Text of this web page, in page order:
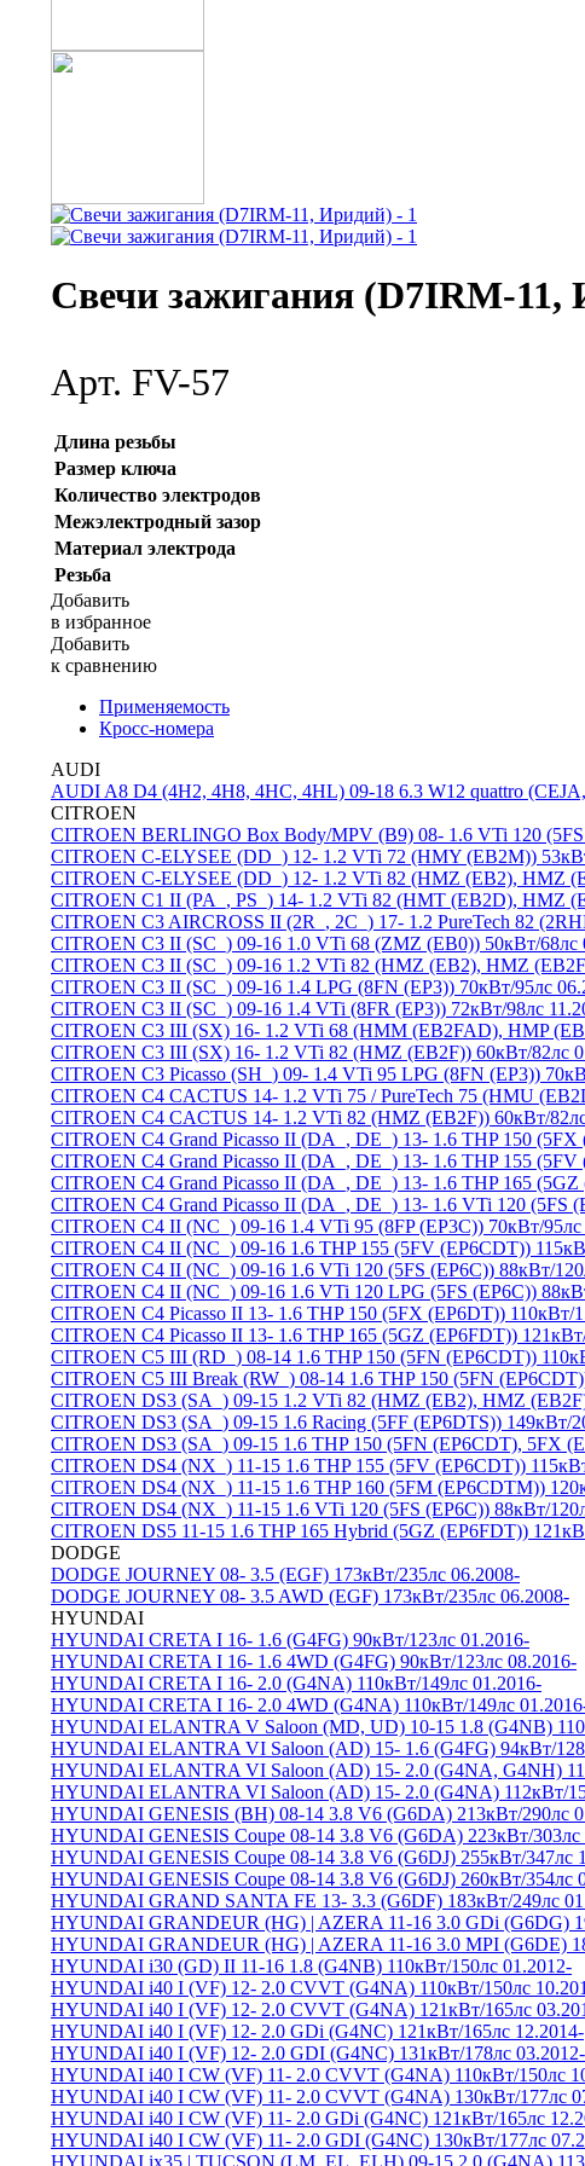
Свечи зажигания (D7IRM-11,
Арт. FV-57
Длина резьбы
Размер ключа
Количество электродов
Межэлектродный зазор
Материал электрода
Резьба
Добавить
в избранное
Добавить
к сравнению
Применяемость
Кросс-номера
AUDI
AUDI A8 D4 (4H2, 4H8, 4HC, 4HL) 09-18 6.3 W12 quattro
CITROEN
CITROEN BERLINGO Box Body/MPV (B9) 08- 1.6 VTi 120
CITROEN C-ELYSEE (DD_) 12- 1.2 VTi 72 (HMY (EB2M))
CITROEN C-ELYSEE (DD_) 12- 1.2 VTi 82 (HMZ (EB2), HMZ
CITROEN C1 II (PA_, PS_) 14- 1.2 VTi 82 (HMT (EB2D), HMZ
CITROEN C3 AIRCROSS II (2R_, 2C_) 17- 1.2 PureTech 82
CITROEN C3 II (SC_) 09-16 1.0 VTi 68 (ZMZ (EB0)) 50кВт/68лс
CITROEN C3 II (SC_) 09-16 1.2 VTi 82 (HMZ (EB2), HMZ
CITROEN C3 II (SC_) 09-16 1.4 LPG (8FN (EP3)) 70кВт/95лс
CITROEN C3 II (SC_) 09-16 1.4 VTi (8FR (EP3)) 72кВт/98лс
CITROEN C3 III (SX) 16- 1.2 VTi 68 (HMM (EB2FAD), HMP
CITROEN C3 III (SX) 16- 1.2 VTi 82 (HMZ (EB2F)) 60кВт/82лс
CITROEN C3 Picasso (SH_) 09- 1.4 VTi 95 LPG (8FN (EP3))
CITROEN C4 CACTUS 14- 1.2 VTi 75 / PureTech 75 (HMU
CITROEN C4 CACTUS 14- 1.2 VTi 82 (HMZ (EB2F)) 60кВт/
CITROEN C4 Grand Picasso II (DA_, DE_) 13- 1.6 THP 150 (5FX
CITROEN C4 Grand Picasso II (DA_, DE_) 13- 1.6 THP 155 (5FV
CITROEN C4 Grand Picasso II (DA_, DE_) 13- 1.6 THP 165
CITROEN C4 Grand Picasso II (DA_, DE_) 13- 1.6 VTi 120 (5FS
CITROEN C4 II (NC_) 09-16 1.4 VTi 95 (8FP (EP3C)) 70кВт/95лс
CITROEN C4 II (NC_) 09-16 1.6 THP 155 (5FV (EP6CDT))
CITROEN C4 II (NC_) 09-16 1.6 VTi 120 (5FS (EP6C)) 88кВт/
CITROEN C4 II (NC_) 09-16 1.6 VTi 120 LPG (5FS (EP6C))
CITROEN C4 Picasso II 13- 1.6 THP 150 (5FX (EP6DT)) 110кВт/
CITROEN C4 Picasso II 13- 1.6 THP 165 (5GZ (EP6FDT))
CITROEN C5 III (RD_) 08-14 1.6 THP 150 (5FN (EP6CDT))
CITROEN C5 III Break (RW_) 08-14 1.6 THP 150 (5FN
CITROEN DS3 (SA_) 09-15 1.2 VTi 82 (HMZ (EB2), HMZ
CITROEN DS3 (SA_) 09-15 1.6 Racing (5FF (EP6DTS)) 149кВт/
CITROEN DS3 (SA_) 09-15 1.6 THP 150 (5FN (EP6CDT), 5FX
CITROEN DS4 (NX_) 11-15 1.6 THP 155 (5FV (EP6CDT))
CITROEN DS4 (NX_) 11-15 1.6 THP 160 (5FM (EP6CDTM))
CITROEN DS4 (NX_) 11-15 1.6 VTi 120 (5FS (EP6C)) 88кВт/
CITROEN DS5 11-15 1.6 THP 165 Hybrid (5GZ (EP6FDT))
DODGE
DODGE JOURNEY 08- 3.5 (EGF) 173кВт/235лс 06.2008-
DODGE JOURNEY 08- 3.5 AWD (EGF) 173кВт/235лс 06.2008-
HYUNDAI
HYUNDAI CRETA I 16- 1.6 (G4FG) 90кВт/123лс 01.2016-
HYUNDAI CRETA I 16- 1.6 4WD (G4FG) 90кВт/123лс 08.2016-
HYUNDAI CRETA I 16- 2.0 (G4NA) 110кВт/149лс 01.2016-
HYUNDAI CRETA I 16- 2.0 4WD (G4NA) 110кВт/149лс
HYUNDAI ELANTRA V Saloon (MD, UD) 10-15 1.8 (G4NB)
HYUNDAI ELANTRA VI Saloon (AD) 15- 1.6 (G4FG) 94кВт/
HYUNDAI ELANTRA VI Saloon (AD) 15- 2.0 (G4NA, G4NH)
HYUNDAI ELANTRA VI Saloon (AD) 15- 2.0 (G4NA) 112кВт/
HYUNDAI GENESIS (BH) 08-14 3.8 V6 (G6DA) 213кВт/290лс
HYUNDAI GENESIS Coupe 08-14 3.8 V6 (G6DA) 223кВт/303лс
HYUNDAI GENESIS Coupe 08-14 3.8 V6 (G6DJ) 255кВт/347лс
HYUNDAI GENESIS Coupe 08-14 3.8 V6 (G6DJ) 260кВт/354лс
HYUNDAI GRAND SANTA FE 13- 3.3 (G6DF) 183кВт/249лс
HYUNDAI GRANDEUR (HG) | AZERA 11-16 3.0 GDi (G6DG)
HYUNDAI GRANDEUR (HG) | AZERA 11-16 3.0 MPI (G6DE)
HYUNDAI i30 (GD) II 11-16 1.8 (G4NB) 110кВт/150лс 01.2012-
HYUNDAI i40 I (VF) 12- 2.0 CVVT (G4NA) 110кВт/150лс
HYUNDAI i40 I (VF) 12- 2.0 CVVT (G4NA) 121кВт/165лс
HYUNDAI i40 I (VF) 12- 2.0 GDi (G4NC) 121кВт/165лс 12.2014-
HYUNDAI i40 I (VF) 12- 2.0 GDI (G4NC) 131кВт/178лс 03.2012-
HYUNDAI i40 I CW (VF) 11- 2.0 CVVT (G4NA) 110кВт/150лс
HYUNDAI i40 I CW (VF) 11- 2.0 CVVT (G4NA) 130кВт/177лс
HYUNDAI i40 I CW (VF) 11- 2.0 GDi (G4NC) 121кВт/165лс
HYUNDAI i40 I CW (VF) 11- 2.0 GDI (G4NC) 130кВт/177лс
HYUNDAI ix35 | TUCSON (LM, EL, ELH) 09-15 2.0 (G4NA)